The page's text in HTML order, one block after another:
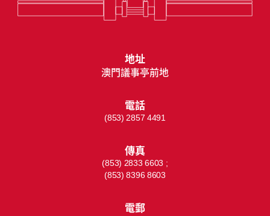
地址
澳門議事亭前地
電話
(853) 2857 4491
傳真
(853) 2833 6603 ;
(853) 8396 8603
電郵